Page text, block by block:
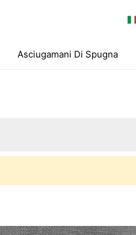
Asciugamani Di Spugna